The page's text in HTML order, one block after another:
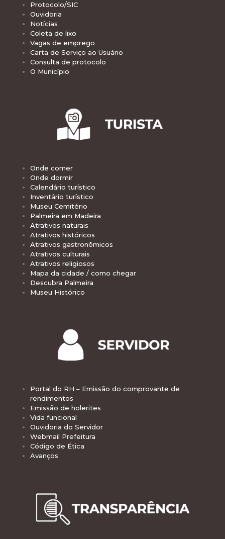
Protocolo/SIC
Ouvidoria
Notícias
Coleta de lixo
Vagas de emprego
Carta de Serviço ao Usuário
Consulta de protocolo
O Município
Onde comer
Onde dormir
Calendário turístico
Inventário turístico
Museu Cemitério
Palmeira em Madeira
Atrativos naturais
Atrativos históricos
Atrativos gastronômicos
Atrativos culturais
Atrativos religiosos
Mapa da cidade / como chegar
Descubra Palmeira
Museu Histórico
Portal do RH – Emissão do comprovante de
rendimentos
Emissão de holerites
Vida funcional
Ouvidoria do Servidor
Webmail Prefeitura
Código de Ética
Avanços